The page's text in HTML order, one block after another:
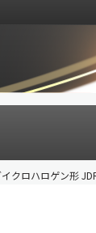
クロハロゲン形